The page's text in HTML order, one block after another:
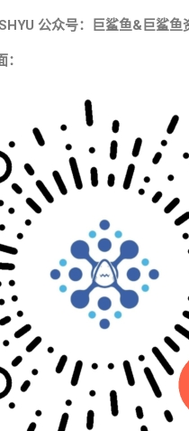
公众号：巨鲨鱼&巨鲨鱼